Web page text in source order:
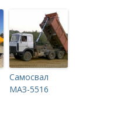
Самосвал
МАЗ-5516